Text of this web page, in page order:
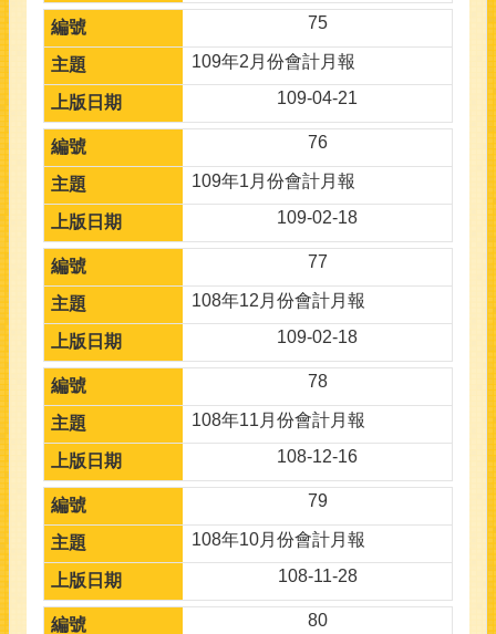
75
109年2月份會計月報
109-04-21
76
109年1月份會計月報
109-02-18
77
108年12月份會計月報
109-02-18
78
108年11月份會計月報
108-12-16
79
108年10月份會計月報
108-11-28
80